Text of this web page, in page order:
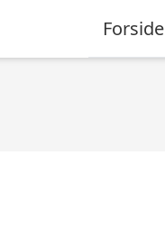
Forside